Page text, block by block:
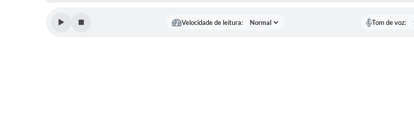
Velocidade de leitura: Tom de voz: